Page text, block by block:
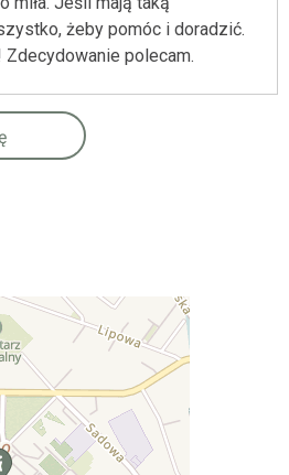
żeby pomóc i doradzić.
polecam.